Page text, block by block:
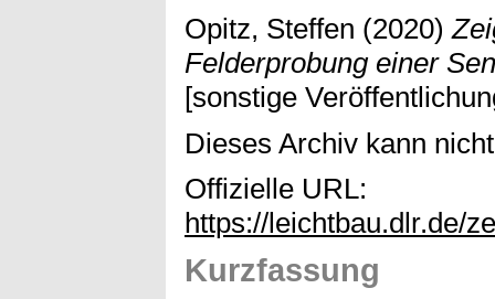
Opitz, Steffen (2020)
Felderprobung einer
[sonstige
Dieses Archiv kann
Offizielle URL:
https://leichtbau.dlr.de/
Kurzfassung